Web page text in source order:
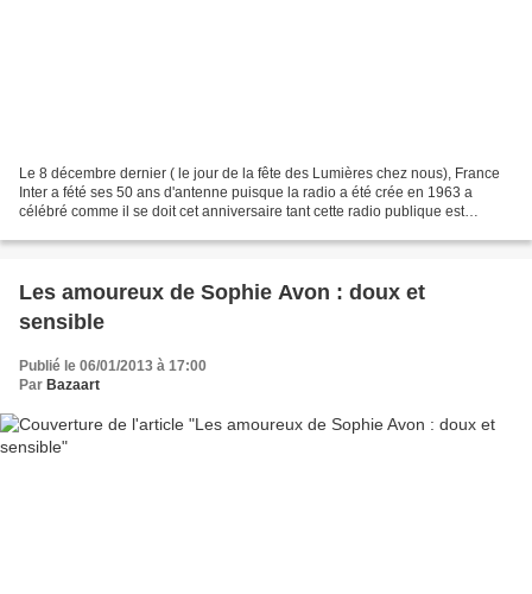
Le 8 décembre dernier ( le jour de la fête des Lumières chez nous), France
Inter a fété ses 50 ans d'antenne puisque la radio a été crée en 1963 a
célébré comme il se doit cet anniversaire tant cette radio publique est
Les amoureux de Sophie Avon : doux et
sensible
Publié le 06/01/2013 à 17:00
Par Bazaart